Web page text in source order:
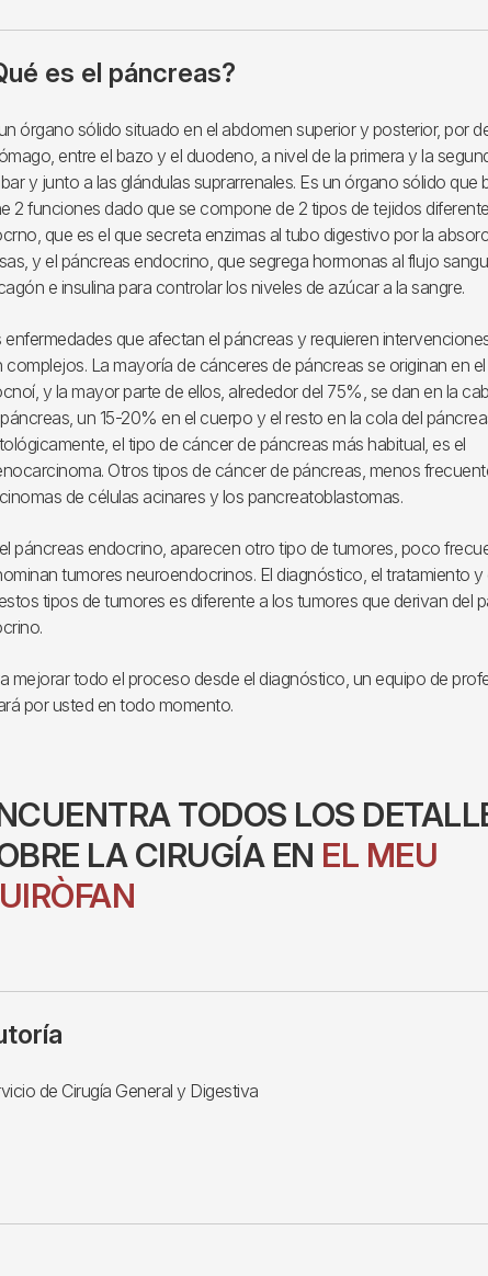
es el páncreas?
órgano sólido situado en el abdomen superior y posterior, por
entre el bazo y el duodeno, a nivel de la primera y la
y junto a las glándulas suprarrenales. Es un órgano sólido que
2 funciones dado que se compone de 2 tipos de tejidos
que es el que secreta enzimas al tubo digestivo por la
y el páncreas endocrino, que segrega hormonas al flujo
e insulina para controlar los niveles de azúcar a la sangre.
enfermedades que afectan el páncreas y requieren
complejos. La mayoría de cánceres de páncreas se originan en
y la mayor parte de ellos, alrededor del 75%, se dan en la
un 15-20% en el cuerpo y el resto en la cola del
el tipo de cáncer de páncreas más habitual, es el
Otros tipos de cáncer de páncreas, menos
de células acinares y los pancreatoblastomas.
páncreas endocrino, aparecen otro tipo de tumores, poco
tumores neuroendocrinos. El diagnóstico, el tratamiento y
tipos de tumores es diferente a los tumores que derivan del
mejorar todo el proceso desde el diagnóstico, un equipo de
por usted en todo momento.
TODOS LOS
LA CIRUGÍA EN EL MEU
de Cirugía General y Digestiva